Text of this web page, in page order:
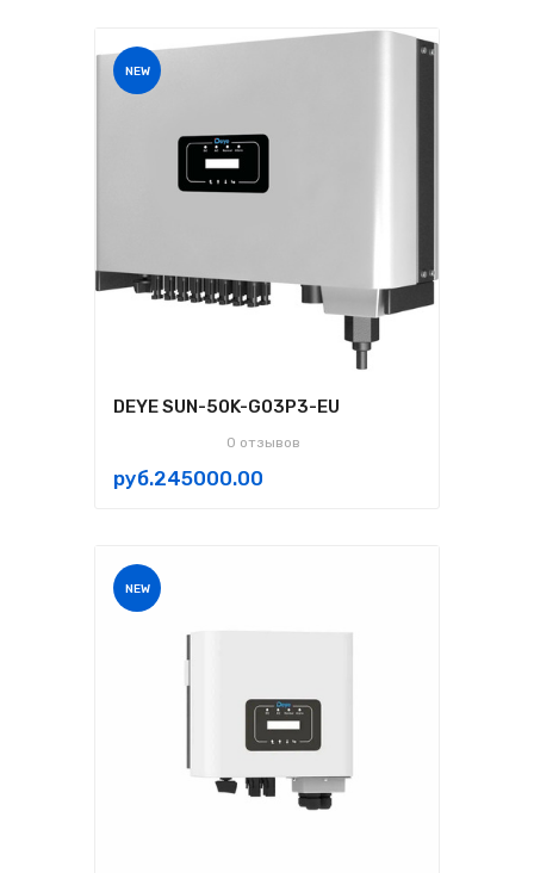
NEW
DEYE SUN-50K-G03P3-EU
0 отзывов
руб.245000.00
NEW